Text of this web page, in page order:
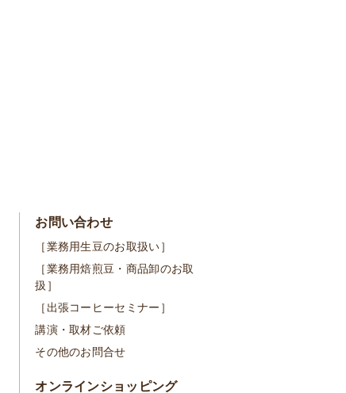
お問い合わせ
［業務用生豆のお取扱い］
［業務用焙煎豆・商品卸のお取
扱］
［出張コーヒーセミナー］
講演・取材ご依頼
その他のお問合せ
オンラインショッピング